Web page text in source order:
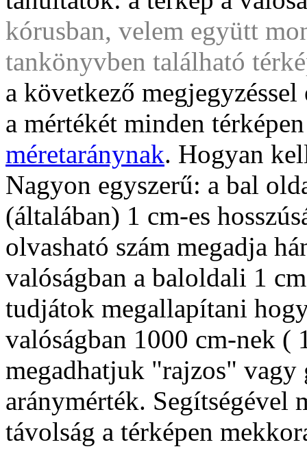
kórusban, velem együtt
tankönyvben található
a következő
a mértékét minden
méretaránynak. Hogyan
Nagyon egyszerű: a bal
(általában) 1 cm-es
olvasható szám megadja
valóságban a baloldali 1
tudjátok megallapítani
valóságban 1000 cm-nek (
megadhatjuk "rajzos"
aránymérték. Segítségével
távolság a térképen